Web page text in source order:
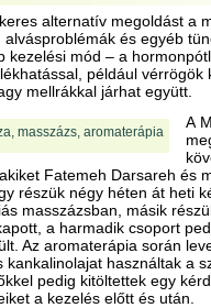
alternatív megoldást a
alvásproblémák és egyéb
kezelési mód – a
például
mellrákkal járhat együtt.
A
Fatemeh Darsareh és
részük négy héten át heti
masszázsban, másik
a harmadik csoport
Az aromaterápia során
kankalinolajat használtak a
pedig kitöltettek egy
a kezelés előtt és után.